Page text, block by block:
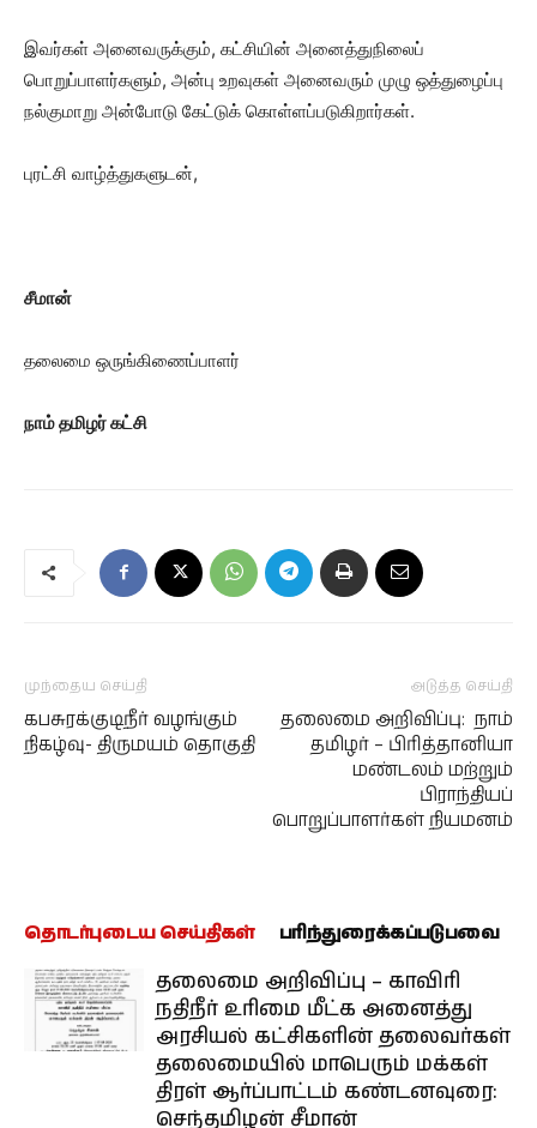
இவர்கள் அனைவருக்கும், கட்சியின் அனைத்துநிலைப்
பொறுப்பாளர்களும், அன்பு உறவுகள் அனைவரும் முழு ஒத்துழைப்பு
நல்குமாறு அன்போடு கேட்டுக் கொள்ளப்படுகிறார்கள்.
புரட்சி வாழ்த்துகளுடன்,
சீமான்
தலைமை ஒருங்கிணைப்பாளர்
நாம் தமிழர் கட்சி
முந்தைய செய்தி
கபசுரக்குடிநீர் வழங்கும்
நிகழ்வு- திருமயம் தொகுதி
அடுத்த செய்தி
தலைமை அறிவிப்பு: நாம்
தமிழர் – பிரித்தானியா
மண்டலம் மற்றும்
பிராந்தியப்
பொறுப்பாளர்கள் நியமனம்
தொடர்புடைய செய்திகள் பரிந்துரைக்கப்படுபவை
தலைமை அறிவிப்பு – காவிரி
நதிநீர் உரிமை மீட்க அனைத்து
அரசியல் கட்சிகளின் தலைவர்கள்
தலைமையில் மாபெரும் மக்கள்
திரள் ஆர்ப்பாட்டம் கண்டனவுரை:
செந்தமிழன் சீமான்